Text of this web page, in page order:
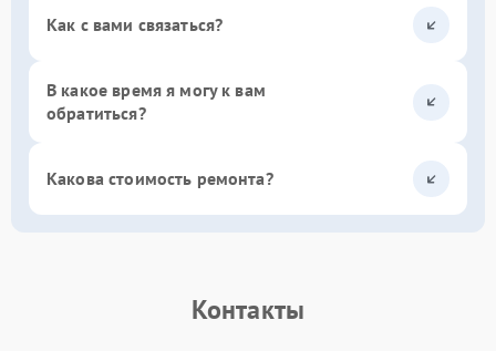
Как с вами связаться?
В какое время я могу к вам
обратиться?
Какова стоимость ремонта?
Контакты